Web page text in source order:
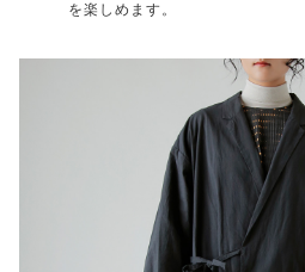
を楽しめます。